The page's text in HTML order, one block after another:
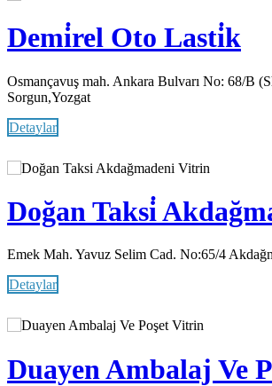
Demi̇rel Oto Lasti̇k
Osmançavuş mah. Ankara Bulvarı No: 68/B
Sorgun,Yozgat
Detaylar
Vitrin
Doğan Taksi̇
Emek Mah. Yavuz Selim Cad. No:65/4
Detaylar
Vitrin
Duayen Ambalaj Ve